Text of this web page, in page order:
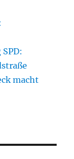
macht